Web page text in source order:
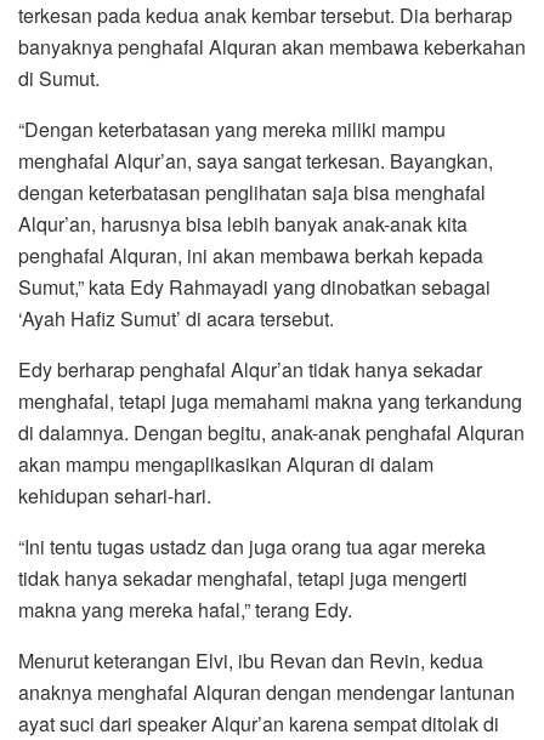
terkesan pada kedua anak kembar tersebut. Dia berharap
banyaknya penghafal Alquran akan membawa keberkahan
di Sumut.
“Dengan keterbatasan yang mereka miliki mampu
menghafal Alqur’an, saya sangat terkesan. Bayangkan,
dengan keterbatasan penglihatan saja bisa menghafal
Alqur’an, harusnya bisa lebih banyak anak-anak kita
penghafal Alquran, ini akan membawa berkah kepada
Sumut,” kata Edy Rahmayadi yang dinobatkan sebagai
‘Ayah Hafiz Sumut’ di acara tersebut.
Edy berharap penghafal Alqur’an tidak hanya sekadar
menghafal, tetapi juga memahami makna yang terkandung
di dalamnya. Dengan begitu, anak-anak penghafal Alquran
akan mampu mengaplikasikan Alquran di dalam
kehidupan sehari-hari.
“Ini tentu tugas ustadz dan juga orang tua agar mereka
tidak hanya sekadar menghafal, tetapi juga mengerti
makna yang mereka hafal,” terang Edy.
Menurut keterangan Elvi, ibu Revan dan Revin, kedua
anaknya menghafal Alquran dengan mendengar lantunan
ayat suci dari speaker Alqur’an karena sempat ditolak di